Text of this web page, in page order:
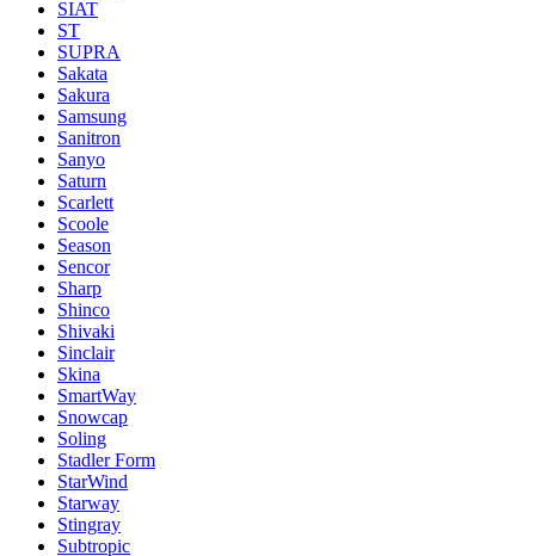
SIAT
ST
SUPRA
Sakata
Sakura
Samsung
Sanitron
Sanyo
Saturn
Scarlett
Scoole
Season
Sencor
Sharp
Shinco
Shivaki
Sinclair
Skina
SmartWay
Snowcap
Soling
Stadler Form
StarWind
Starway
Stingray
Subtropic